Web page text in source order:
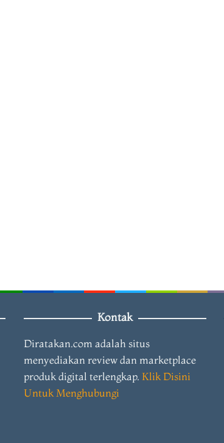
Kontak
Diratakan.com adalah situs
menyediakan review dan marketplace
produk digital terlengkap. Klik Disini
Untuk Menghubungi